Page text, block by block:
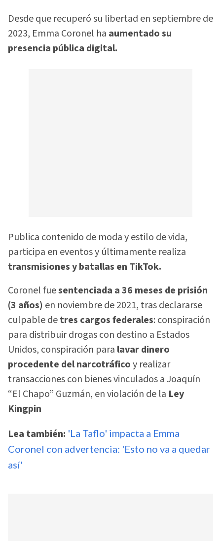
Desde que recuperó su libertad en septiembre de
2023, Emma Coronel ha aumentado su
presencia pública digital.
Publica contenido de moda y estilo de vida,
participa en eventos y últimamente realiza
transmisiones y batallas en TikTok.
Coronel fuesentenciada a 36 meses de prisión
(3 años) en noviembre de 2021, tras declararse
culpable detres cargos federales: conspiración
para distribuir drogas con destino a Estados
Unidos, conspiración para lavar dinero
procedente del narcotráficoy realizar
transacciones con bienes vinculados a Joaquín
“El Chapo” Guzmán, en violación de la Ley
Kingpin
Lea también: 'La Taflo' impacta a Emma
Coronel con advertencia: 'Esto no va a quedar
así'